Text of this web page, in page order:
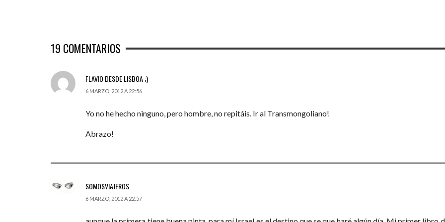
19 COMENTARIOS
FLAVIO DESDE LISBOA ;)
6 MARZO, 2012 A 22:56
Yo no he hecho ninguno, pero hombre, no repitáis. Ir al Transmongoliano!
Abrazo!
SOMOSVIAJEROS
6 MARZO, 2012 A 22:57